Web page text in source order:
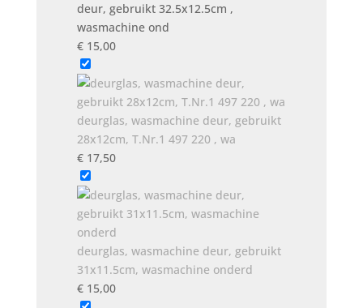
deur, gebruikt 32.5x12.5cm ,
wasmachine ond
€15,00
deurglas, wasmachine deur, gebruikt
28x12cm, T.Nr.1 497 220 , wa
€17,50
deurglas, wasmachine deur, gebruikt
31x11.5cm, wasmachine onderd
€15,00